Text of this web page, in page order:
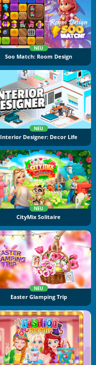
NEU
Soo Match: Room Design
NEU
Interior Designer: Decor Life
NEU
CityMix Solitaire
NEU
Easter Glamping Trip